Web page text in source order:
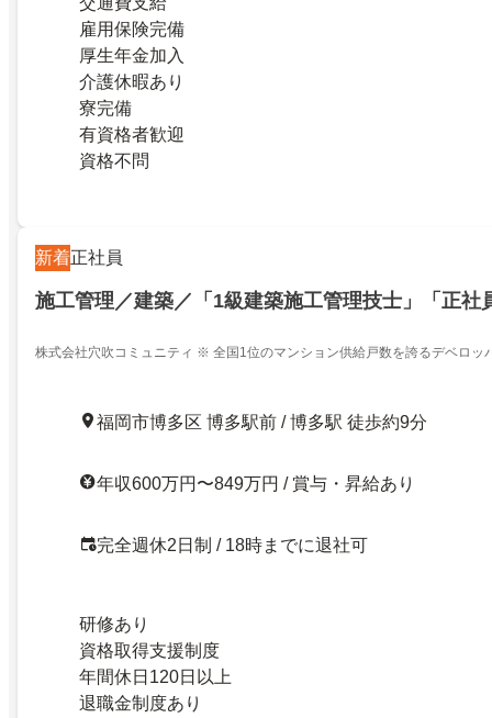
雇用保険完備
厚生年金加入
介護休暇あり
寮完備
有資格者歓迎
資格不問
新着正社員
施工管理／建築／「1級建築施工管理技士」「正社
株式会社穴吹コミュニティ ※ 全国1位のマンション供給戸数を誇るデベロッ
福岡市博多区 博多駅前 / 博多駅 徒歩約9分
年収600万円〜849万円 / 賞与・昇給あり
完全週休2日制 / 18時までに退社可
研修あり
資格取得支援制度
年間休日120日以上
退職金制度あり